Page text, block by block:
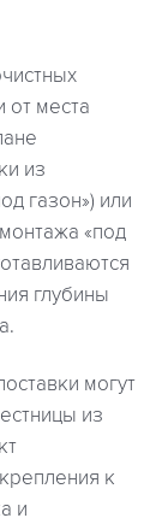
от места
из
газон») или
«под
глубины
могут
из
к
и